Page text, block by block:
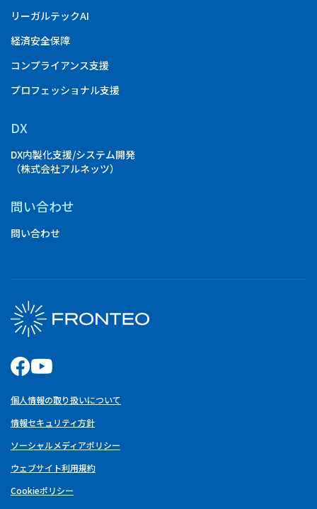
リーガルテックAI
経済安全保障
コンプライアンス支援
プロフェッショナル支援
DX
DX内製化支援/システム開発
（株式会社アルネッツ）
問い合わせ
問い合わせ
個人情報の取り扱いについて
情報セキュリティ方針
ソーシャルメディアポリシー
ウェブサイト利用規約
Cookieポリシー